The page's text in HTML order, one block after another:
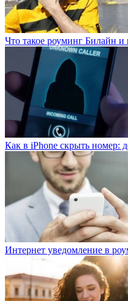
Что такое роуминг Билайн и
Как в iPhone скрыть номер:
Интернет уведомление в